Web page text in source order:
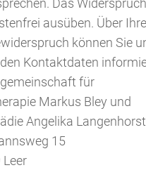
Das
ausüben. Über
können Sie
Kontaktdaten
für
Markus Bley und
Angelika Langenhorst
15